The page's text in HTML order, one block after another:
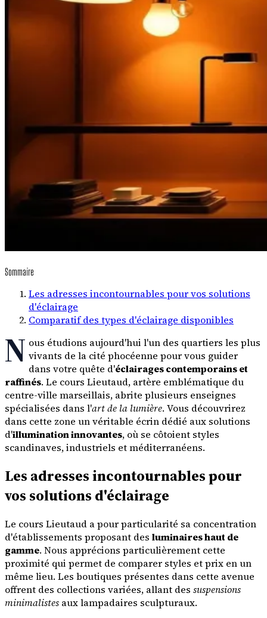
Sommaire
Les adresses incontournables pour vos solutions
d'éclairage
Comparatif des types d'éclairage disponibles
N ous étudions aujourd'hui l'un des quartiers les plus
vivants de la cité phocéenne pour vous guider
dans votre quête d'éclairages contemporains et
raffinés. Le cours Lieutaud, artère emblématique du
centre-ville marseillais, abrite plusieurs enseignes
spécialisées dans l'art de la lumière. Vous découvrirez
dans cette zone un véritable écrin dédié aux solutions
d'illumination innovantes, où se côtoient styles
scandinaves, industriels et méditerranéens.
Les adresses incontournables pour
vos solutions d'éclairage
Le cours Lieutaud a pour particularité sa concentration
d'établissements proposant des luminaires haut de
gamme. Nous apprécions particulièrement cette
proximité qui permet de comparer styles et prix en un
même lieu. Les boutiques présentes dans cette avenue
offrent des collections variées, allant des suspensions
minimalistes aux lampadaires sculpturaux.